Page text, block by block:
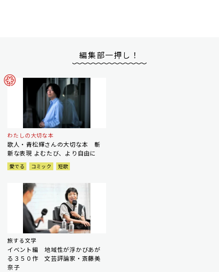
編集部一押し！
わたしの大切な本
歌人・青松輝さんの大切な本 斬
新な表現 よむたび、より自由に
愛でる コミック 短歌
旅する文学
イベント編 地域性が浮かびあが
る３５０作 文芸評論家・斎藤美
奈子